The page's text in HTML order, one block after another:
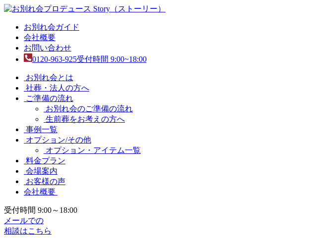
お別れ会ガイド
会社概要
お問い合わせ
0120-963-925受付時間 9:00~18:00
お別れ会とは
社葬・法人の方へ
ご準備の流れ
お別れ会のご準備の流れ
生前葬をお考えの方へ
事例一覧
オプション/その他
オプション・アイテム一覧
料金プラン
会場案内
お客様の声
会社概要
受付時間 9:00～18:00
メールでの
相談はこちら